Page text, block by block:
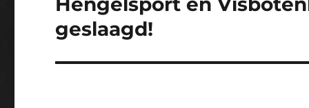
geslaagd!